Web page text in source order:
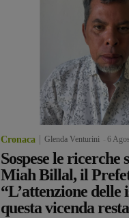
Cronaca Glenda Venturini 6
Sospese le ricerche
Miah Billal, il
“L’attenzione delle
questa vicenda